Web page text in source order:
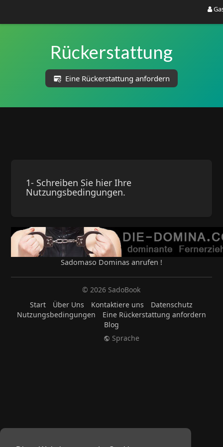
Rückerstattung
Eine Rückerstattung anfordern
1- Schreiben Sie hier Ihre
Nutzungsbedingungen.
Sadomaso Dominas anrufen !
© 2026 SadoBook
Start
Über Uns Kontaktiere uns
Datenschutz
Nutzungsbedingungen
Eine Rückerstattung anfordern
Blog
Sprache